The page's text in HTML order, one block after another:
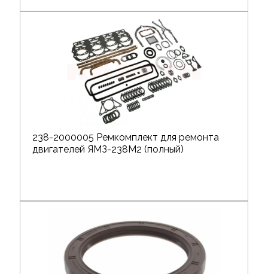
238-2000005 Ремкомплект для ремонта
двигателей ЯМЗ-238М2 (полный)